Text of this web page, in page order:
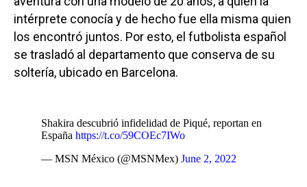
intérprete conocía y de hecho fue ella misma quien
los encontró juntos. Por esto, el futbolista español
se trasladó al departamento que conserva de su
soltería, ubicado en Barcelona.
Shakira descubrió infidelidad de Piqué, reportan en
España https://t.co/59COEc7IWo
— MSN México (@MSNMex) June 2, 2022